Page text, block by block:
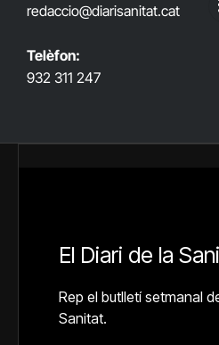
redaccio@diarisanitat.cat
Telèfon:
932 311 247